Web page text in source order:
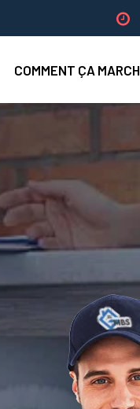
COMMENT ÇA